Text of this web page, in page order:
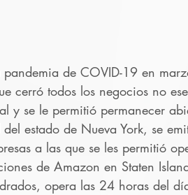
de COVID-19 en
cerró todos los negocios no
y se le permitió permanecer
estado de Nueva York, se
a las que se les permitió
de Amazon en Staten
opera las 24 horas del